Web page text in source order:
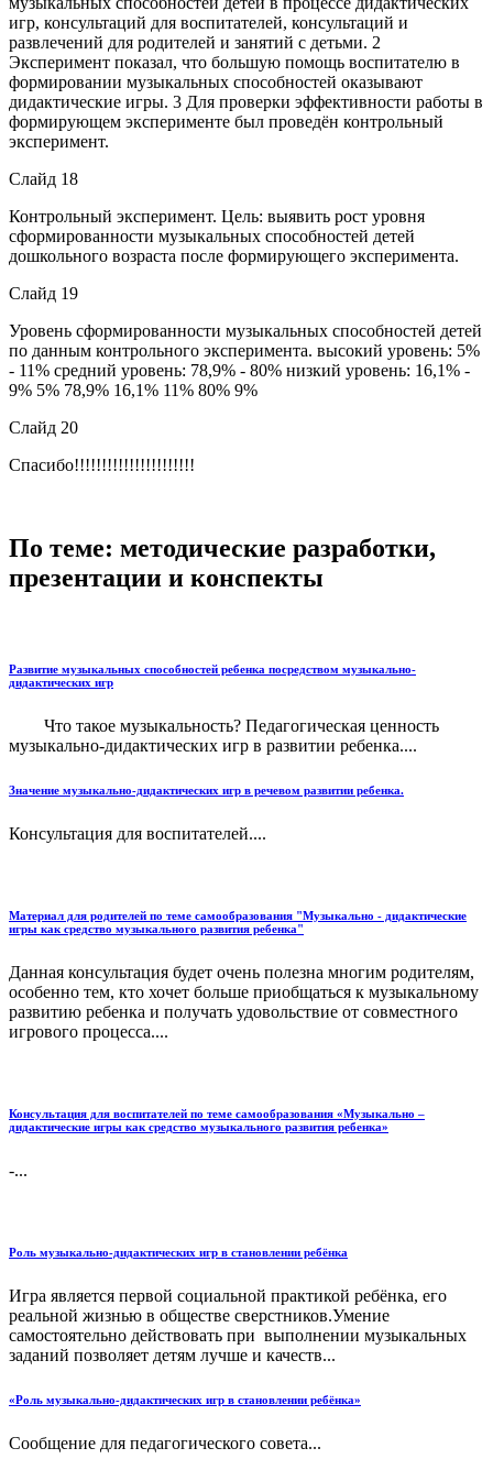
игр, консультаций для воспитателей, консультаций и
развлечений для родителей и занятий с детьми. 2
Эксперимент показал, что большую помощь воспитателю в
формировании музыкальных способностей оказывают
дидактические игры. 3 Для проверки эффективности работы в
формирующем эксперименте был проведён контрольный
эксперимент.
Слайд 18
Контрольный эксперимент. Цель: выявить рост уровня
сформированности музыкальных способностей детей
дошкольного возраста после формирующего эксперимента.
Слайд 19
Уровень сформированности музыкальных способностей детей
по данным контрольного эксперимента. высокий уровень: 5%
- 11% средний уровень: 78,9% - 80% низкий уровень: 16,1% -
9% 5% 78,9% 16,1% 11% 80% 9%
Слайд 20
Спасибо!!!!!!!!!!!!!!!!!!!!!!
По теме: методические разработки,
презентации и конспекты
Развитие музыкальных способностей ребенка посредством музыкально-
дидактических игр
Что такое музыкальность? Педагогическая ценность
музыкально-дидактических игр в развитии ребенка....
Значение музыкально-дидактических игр в речевом развитии ребенка.
Консультация для воспитателей....
Материал для родителей по теме самообразования "Музыкально - дидактические
игры как средство музыкального развития ребенка"
Данная консультация будет очень полезна многим родителям,
особенно тем, кто хочет больше приобщаться к музыкальному
развитию ребенка и получать удовольствие от совместного
игрового процесса....
Консультация для воспитателей по теме самообразования «Музыкально –
дидактические игры как средство музыкального развития ребенка»
-...
Роль музыкально-дидактических игр в становлении ребёнка
Игра является первой социальной практикой ребёнка, его
реальной жизнью в обществе сверстников.Умение
самостоятельно действовать при выполнении музыкальных
заданий позволяет детям лучше и качеств...
«Роль музыкально-дидактических игр в становлении ребёнка»
Сообщение для педагогического совета...